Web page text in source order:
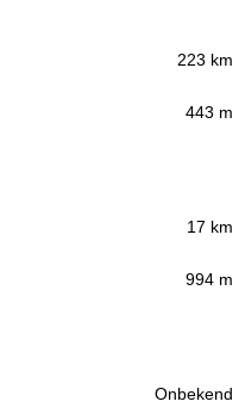
223 km
443 m
17 km
994 m
Onbekend